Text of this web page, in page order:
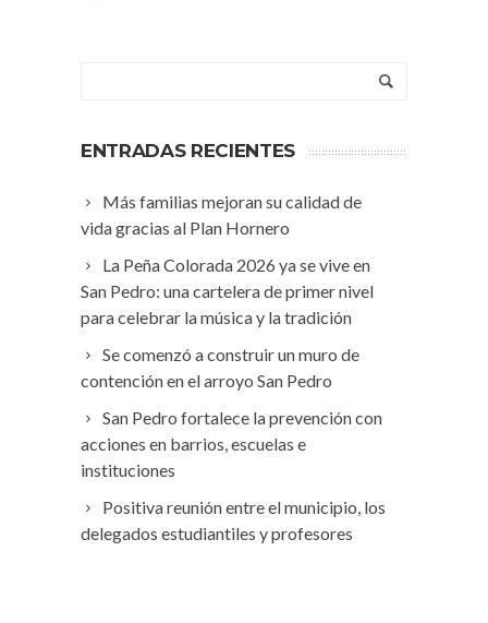
ENTRADAS RECIENTES
Más familias mejoran su calidad de
vida gracias al Plan Hornero
La Peña Colorada 2026 ya se vive en
San Pedro: una cartelera de primer nivel
para celebrar la música y la tradición
Se comenzó a construir un muro de
contención en el arroyo San Pedro
San Pedro fortalece la prevención con
acciones en barrios, escuelas e
instituciones
Positiva reunión entre el municipio, los
delegados estudiantiles y profesores